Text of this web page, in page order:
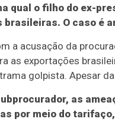
qual o filho do ex-
brasileiras. O caso é
a acusação da
as exportações
golpista. Apesar
as
por meio do